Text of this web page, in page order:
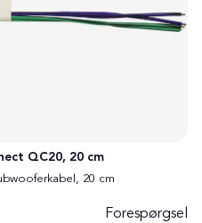
QC20, 20 cm
20 cm
Forespørgsel